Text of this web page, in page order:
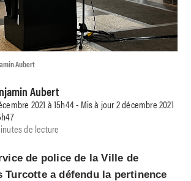
Aubert
Aubert
2021 à 15h44 - Mis à jour 2 décembre 2021
de lecture
de police de la Ville de
Turcotte a défendu la pertinence